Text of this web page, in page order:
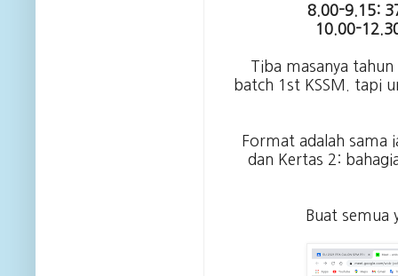
8.00-9.15:
10.00-
Tiba masanya
batch 1st KSSM. tapi
Format adalah sama
dan Kertas 2:
Buat semua